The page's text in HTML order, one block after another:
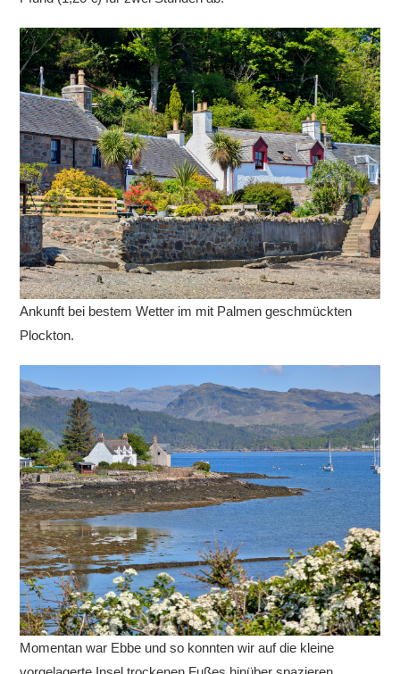
Ankunft bei bestem Wetter im mit Palmen geschmückten
Plockton.
Momentan war Ebbe und so konnten wir auf die kleine